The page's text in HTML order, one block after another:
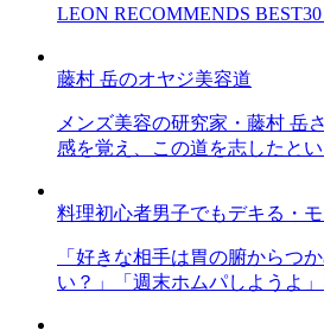
LEON RECOMMENDS
藤村 岳のオヤジ美容道
メンズ美容の研究家・藤村 岳
感を覚え、この道を志したと
料理初心者男子でもデキる・
「好きな相手は胃の腑からつ
い？」「週末ホムパしようよ